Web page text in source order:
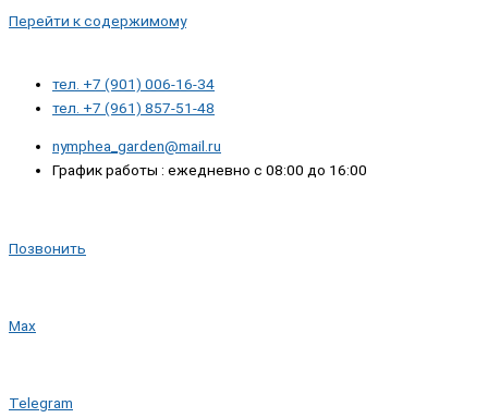
Перейти к содержимому
тел. +7 (901) 006-16-34
тел. +7 (961) 857-51-48
nymphea_garden@mail.ru
График работы : ежедневно с 08:00 до 16:00
Позвонить
Max
Telegram